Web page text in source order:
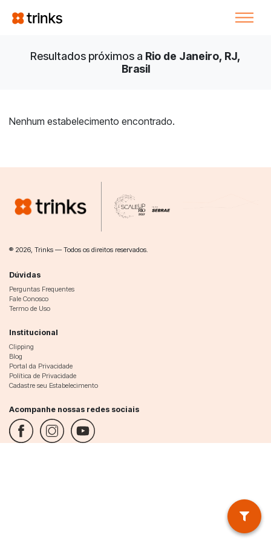
Resultados próximos a Rio de Janeiro, RJ,
Brasil
Nenhum estabelecimento encontrado.
® 2026, Trinks — Todos os direitos reservados.
Dúvidas
Perguntas Frequentes
Fale Conosco
Termo de Uso
Institucional
Clipping
Blog
Portal da Privacidade
Política de Privacidade
Cadastre seu Estabelecimento
Acompanhe nossas redes sociais